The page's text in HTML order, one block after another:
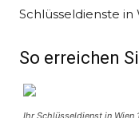
Schlüsseldienste in
So erreichen